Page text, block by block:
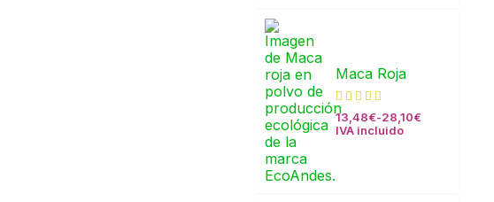
Maca Roja
13,48€-28,10€
IVA incluido